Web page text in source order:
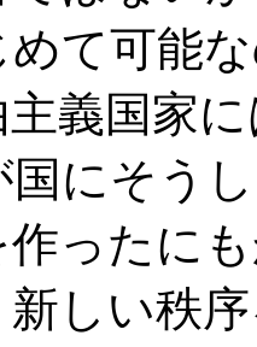
めて可能
義国家
にそう
ったに
しい秩